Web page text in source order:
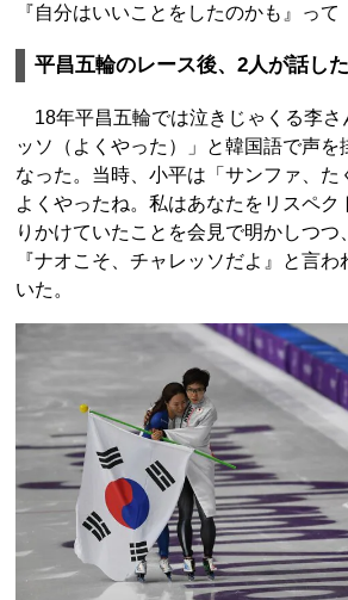
『自分はいいことをしたのかも』って
平昌五輪のレース後、2人が話し
18年平昌五輪では泣きじゃくる李さ
ッソ（よくやった）」と韓国語で声を
なった。当時、小平は「サンファ、た
よくやったね。私はあなたをリスペク
りかけていたことを会見で明かしつつ
『ナオこそ、チャレッソだよ』と言
いた。